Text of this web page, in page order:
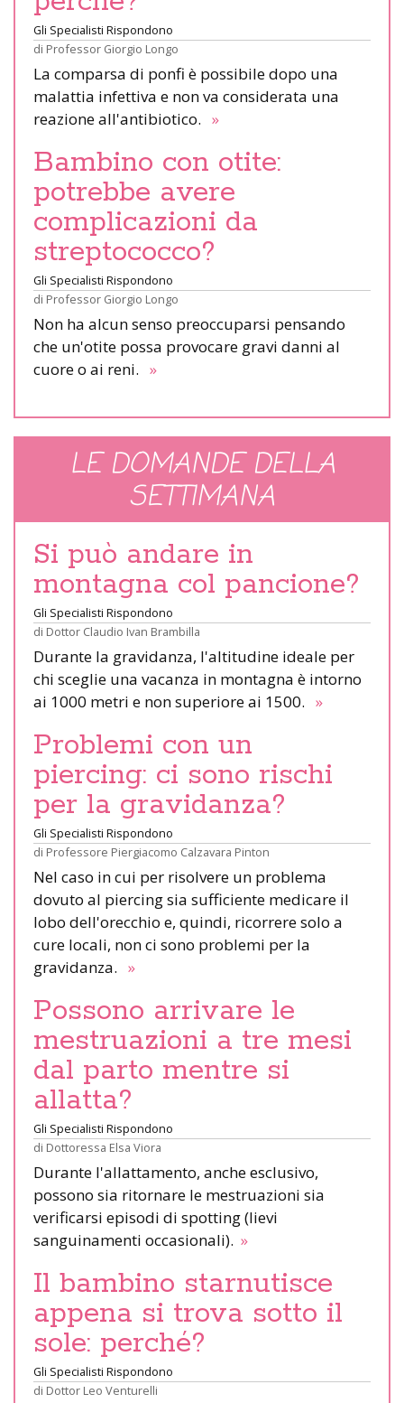
Gli Specialisti Rispondono
di Professor Giorgio Longo
La comparsa di ponfi è possibile dopo una
malattia infettiva e non va considerata una
reazione all'antibiotico. »
Bambino con otite:
potrebbe avere
complicazioni da
streptococco?
Gli Specialisti Rispondono
di Professor Giorgio Longo
Non ha alcun senso preoccuparsi pensando
che un'otite possa provocare gravi danni al
cuore o ai reni. »
LE DOMANDE DELLA
SETTIMANA
Si può andare in
montagna col pancione?
Gli Specialisti Rispondono
di Dottor Claudio Ivan Brambilla
Durante la gravidanza, l'altitudine ideale per
chi sceglie una vacanza in montagna è intorno
ai 1000 metri e non superiore ai 1500. »
Problemi con un
piercing: ci sono rischi
per la gravidanza?
Gli Specialisti Rispondono
di Professore Piergiacomo Calzavara Pinton
Nel caso in cui per risolvere un problema
dovuto al piercing sia sufficiente medicare il
lobo dell'orecchio e, quindi, ricorrere solo a
cure locali, non ci sono problemi per la
gravidanza. »
Possono arrivare le
mestruazioni a tre mesi
dal parto mentre si
allatta?
Gli Specialisti Rispondono
di Dottoressa Elsa Viora
Durante l'allattamento, anche esclusivo,
possono sia ritornare le mestruazioni sia
verificarsi episodi di spotting (lievi
sanguinamenti occasionali). »
Il bambino starnutisce
appena si trova sotto il
sole: perché?
Gli Specialisti Rispondono
di Dottor Leo Venturelli